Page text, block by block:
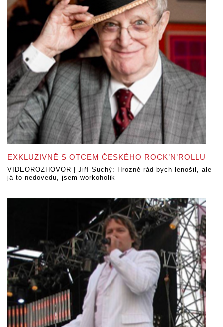
EXKLUZIVNĚ S OTCEM ČESKÉHO ROCK’N’ROLLU
VIDEOROZHOVOR | Jiří Suchý: Hrozně rád bych lenošil, ale
já to nedovedu, jsem workoholik